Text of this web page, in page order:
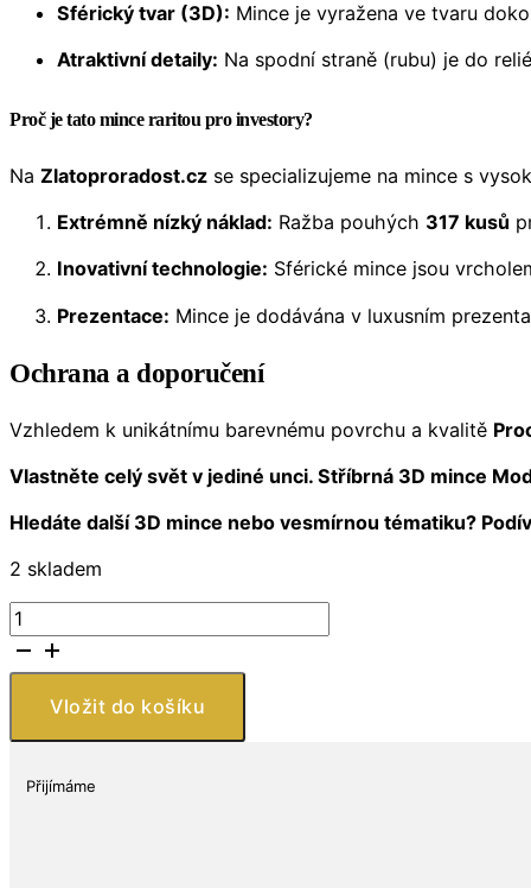
Sférický tvar (3D): Mince je vyražena ve tvaru
Atraktivní detaily: Na spodní straně (rubu) je do
Proč je tato mince raritou pro investory?
Na Zlatoproradost.cz se specializujeme na mince s
Extrémně nízký náklad: Ražba pouhých 317 kusů
Inovativní technologie: Sférické mince jsou
Prezentace: Mince je dodávána v luxusním
Ochrana a doporučení
Vzhledem k unikátnímu barevnému povrchu a kvalitě
Vlastněte celý svět v jediné unci. Stříbrná 3D mince
Hledáte další 3D mince nebo vesmírnou tématiku?
2 skladem
9Fine
Mint
Mince
Modrá
koule
ve
Vložit do košíku
Přijímáme